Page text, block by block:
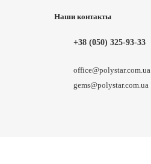
Наши контакты
+38 (050) 325-93-33
office@polystar.com.ua
gems@polystar.com.ua